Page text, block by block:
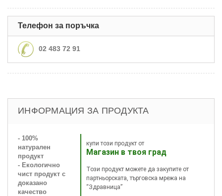
Телефон за поръчка
02 483 72 91
ИНФОРМАЦИЯ ЗА ПРОДУКТА
купи този продукт от
Магазин в твоя град
Този продукт можете да закупите от
партньорската, търговска мрежа на
“Здравница”
- 100%
натурален
продукт
- Екологично
чист продукт с
доказано
качество